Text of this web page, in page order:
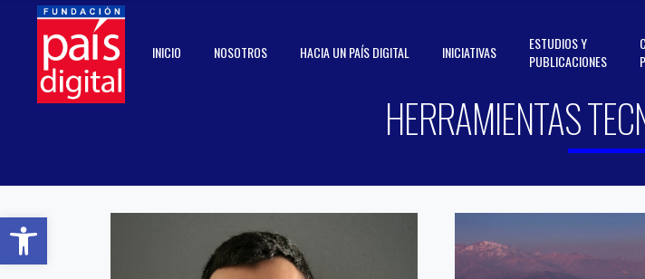
Abrir barra de herramientas
INICIO NOSOTROS HACIA UN PAÍS DIGITAL INICIATIVAS
ESTUDIOS Y
PUBLICACIONES
HERRAMIENTAS